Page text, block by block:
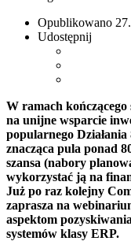
Opublikowano
Udostępnij
W ramach
na unijne wsparcie
popularnego Działania
znacząca pula ponad
szansa (nabory
wykorzystać ją na
Już po raz kolejny
zaprasza na
aspektom
systemów klasy ERP.